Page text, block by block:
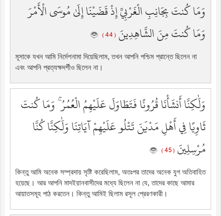
وَمَا كُنتَ بِجَانِبِ الْغَرْبِيِّ إِذْ قَضَيْنَا إِلَىٰ مُوسَى الْأَمْرَ
وَمَا كُنتَ مِنَ الشَّاهِدِينَ ( 44 )
মূসাকে যখন আমি নির্দেশনামা দিয়েছিলাম, তখন আপনি পশ্চিম প্রান্তে ছিলেন না
এবং আপনি প্রত্যক্ষদর্শীও ছিলেন না।
وَلَٰكِنَّا أَنشَأْنَا قُرُونًا فَتَطَاوَلَ عَلَيْهِمُ الْعُمُرُ ۚ وَمَا كُنتَ
ثَاوِيًا فِي أَهْلِ مَدْيَنَ تَتْلُو عَلَيْهِمْ آيَاتِنَا وَلَٰكِنَّا كُنَّا
مُرْسِلِينَ ( 45 )
কিন্তু আমি অনেক সম্প্রদায় সৃষ্টি করেছিলাম, অতঃপর তাদের অনেক যুগ অতিবাহিত
হয়েছে। আর আপনি মাদইয়ানবাসীদের মধ্যে ছিলেন না যে, তাদের কাছে আমার
আয়াতসমূহ পাঠ করতেন। কিন্তু আমিই ছিলাম রসূল প্রেরণকারী।